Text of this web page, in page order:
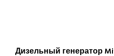
Дизельный генератор